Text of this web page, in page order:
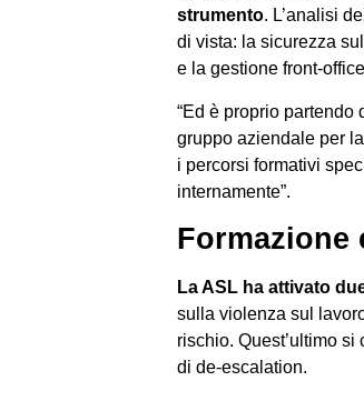
strumento. L’analisi
di vista: la sicurezza
e la gestione front-
“Ed è proprio
gruppo aziendale per
i percorsi formativi
internamente”.
Formazione
La ASL ha attivato
sulla violenza sul
rischio. Quest’ultimo
di de-escalation.